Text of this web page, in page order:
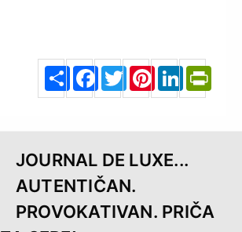
S
ha
e
F
a
b
o
o
k
T
w
e
r
P
re
s
t
L
d
I
n
JOURNAL DE LUXE...
AUTENTIČAN.
PROVOKATIVAN. PRIČA